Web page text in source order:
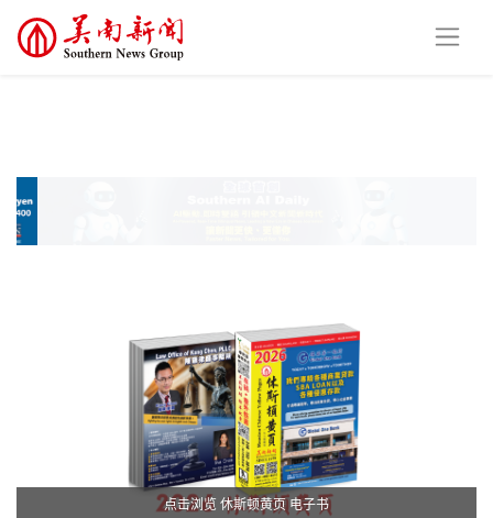
点击浏览 休斯顿黄页 电子书